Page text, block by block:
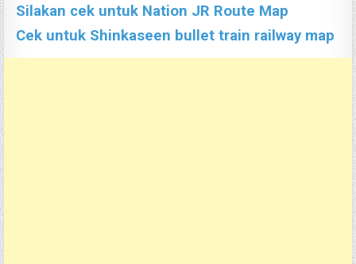
Silakan cek untuk Nation JR Route Map
Cek untuk Shinkaseen bullet train railway map